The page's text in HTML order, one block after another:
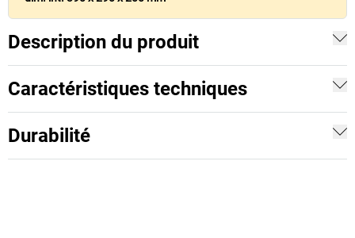
Description du produit
Caractéristiques techniques
Durabilité